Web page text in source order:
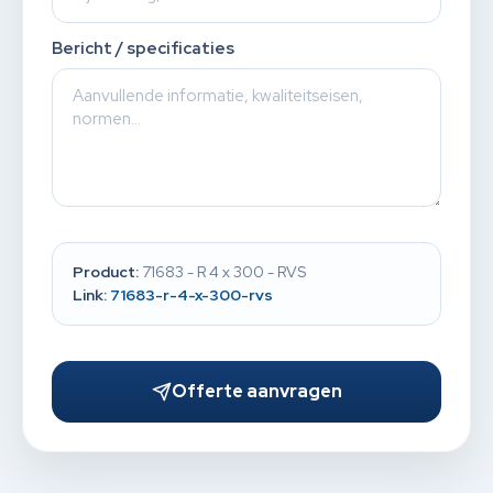
Bericht / specificaties
Product: 71683 - R 4 x 300 - RVS
Link: 71683-r-4-x-300-rvs
Offerte aanvragen